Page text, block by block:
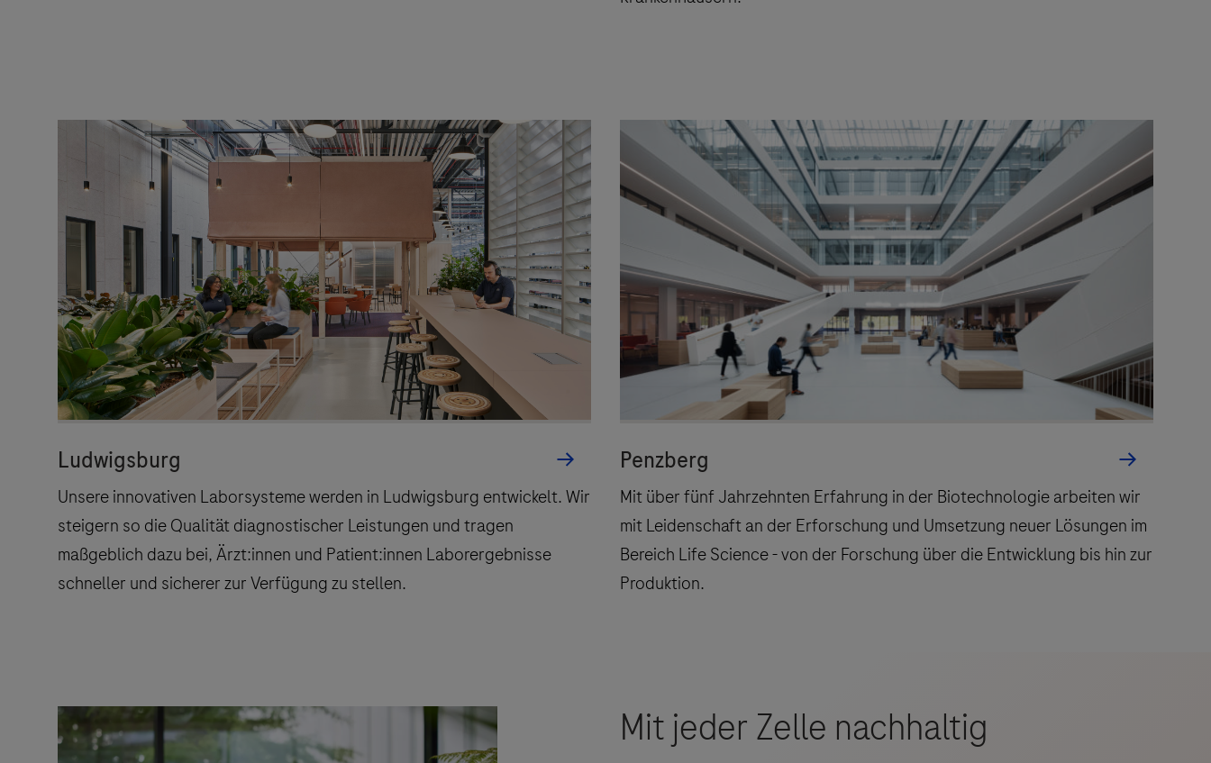
und lehnt ausdrücklich jegliche Verantwortung für Drittinformationen und
deren Verwendung ab.